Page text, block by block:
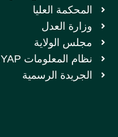
المحكمة العليا
وزارة العدل
مجلس الولاية
نظام المعلومات UYAP
الجريدة الرسمية